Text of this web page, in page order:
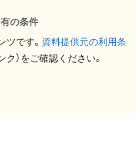
の条件
です。 資料提供元の利用条
ク）をご確認ください。